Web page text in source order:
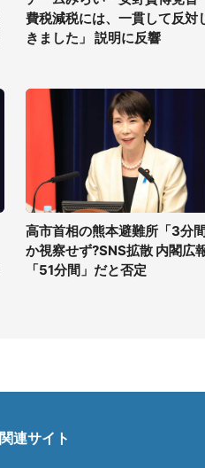
費税減税には、一貫して反対
きました」 説明に反響
高市首相の熊本避難所「3分
か視察せず?SNS拡散 内閣広
「51分間」だと否定
関連サイト